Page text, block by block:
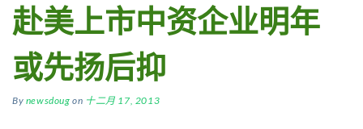
赴美上市中资企业明年
或先扬后抑
By newsdoug on 十二月 17, 2013